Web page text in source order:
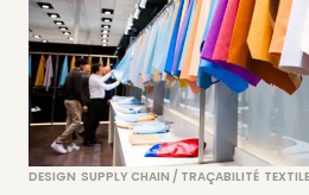
DESIGN SUPPLY CHAIN / TRAÇABILITÉ